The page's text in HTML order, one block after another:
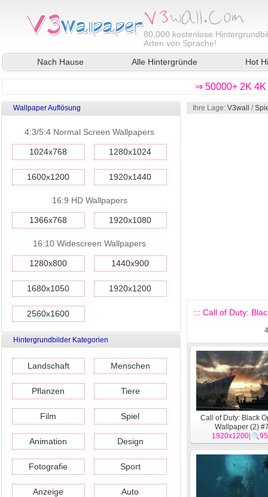
80,000 kostenlose
Arten von Sprache!
Nach Hause
Alle Hintergründe Hot
⇒ 50000+ 2K
Wallpaper Auflösung
4:3/5:4 Normal Screen Wallpapers
1024x768 1280x1024
1600x1200 1920x1440
16:9 HD Wallpapers
1366x768 1920x1080
16:10 Widescreen Wallpapers
1280x800 1440x900
1680x1050 1920x1200
2560x1600
Hintergrundbilder Kategorien
Landschaft Menschen
Pflanzen Tiere
Film Spiel
Animation Design
Fotografie Sport
Anzeige Auto
Ihre Lage: V3wall /
::: Call of Duty:
Call of Duty: Black
Wallpaper (2)
1920x1200